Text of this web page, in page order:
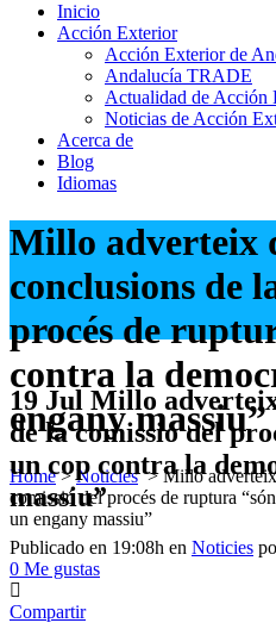
Inicio
Acción Exterior
Acción Exterior de
Andalucía TRADE
Actualidad de Acción
Noticias de Acción
Acerca de
Blog
Idiomas
Millo adverteix
conclusions de
procés de
contra la
engany massiu”
Home>Noticies >Millo
comissió del procés de ruptura
un engany massiu”
19 Jul Millo
de la comissió del
un cop contra la
massiu”
Publicado en 19:08h en Noticies
0 Me gustas
Compartir